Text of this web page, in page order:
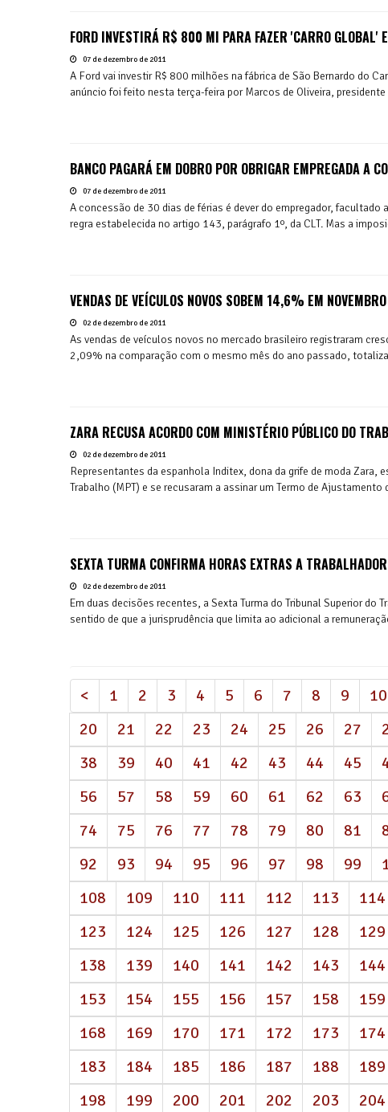
FORD INVESTIRÁ R$ 800 MI PARA FAZER 'CARRO GLOBAL'
07 de dezembro de 2011
A Ford vai investir R$ 800 milhões na fábrica de São Bernardo do
anúncio foi feito nesta terça-feira por Marcos de Oliveira,
BANCO PAGARÁ EM DOBRO POR OBRIGAR EMPREGADA A
07 de dezembro de 2011
A concessão de 30 dias de férias é dever do empregador,
regra estabelecida no artigo 143, parágrafo 1º, da CLT. Mas a
VENDAS DE VEÍCULOS NOVOS SOBEM 14,6% EM NOVEMBRO
02 de dezembro de 2011
As vendas de veículos novos no mercado brasileiro registraram
2,09% na comparação com o mesmo mês do ano passado,
ZARA RECUSA ACORDO COM MINISTÉRIO PÚBLICO DO
02 de dezembro de 2011
Representantes da espanhola Inditex, dona da grife de moda
Trabalho (MPT) e se recusaram a assinar um Termo de Ajustamento
SEXTA TURMA CONFIRMA HORAS EXTRAS A
02 de dezembro de 2011
Em duas decisões recentes, a Sexta Turma do Tribunal Superior
sentido de que a jurisprudência que limita ao adicional a
< 1 2 3 4 5 6 7 8 9 10
20
21 22 23 24 25 26 27
38
39 40 41 42 43 44 45
56
57 58 59 60 61 62 63
74
75 76 77 78 79 80 81
92
93 94 95 96 97 98 99
108
109 110 111 112 113 114
123
124 125 126 127 128 129
138
139 140 141 142 143 144
153
154 155 156 157 158 159
168
169 170 171 172 173 174
183
184 185 186 187 188 189
198
199 200 201 202 203 204